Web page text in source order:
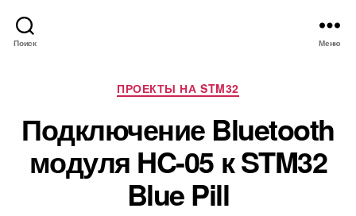
Поиск Меню
Р
у
б
р
к
и
ПРОЕКТЫ НА STM32
Подключение Bluetooth
модуля HC-05 к STM32
Blue Pill